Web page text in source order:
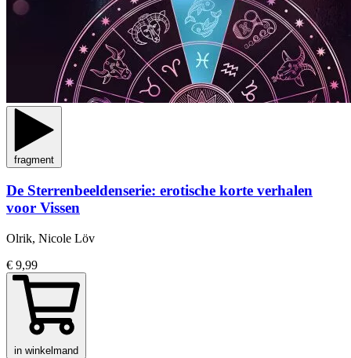
fragment
De Sterrenbeeldenserie: erotische korte verhalen
voor Vissen
Olrik, Nicole Löv
€ 9,99
in winkelmand